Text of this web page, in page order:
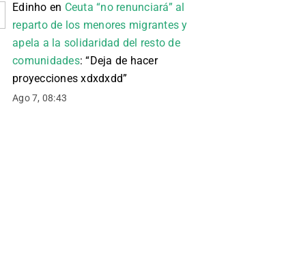
Edinho en Ceuta “no renunciará” al
reparto de los menores migrantes y
apela a la solidaridad del resto de
comunidades: “Deja de hacer
proyecciones xdxdxdd”
Ago 7, 08:43